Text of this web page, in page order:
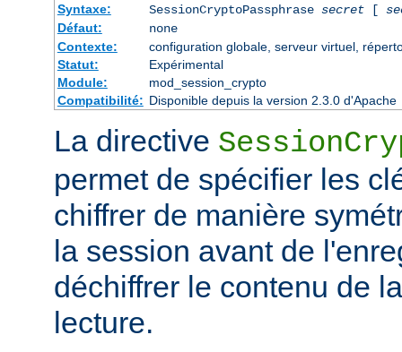
Syntaxe:
SessionCryptoPassphrase secret[
Défaut:
none
Contexte:
configuration globale, serveur virtuel,
Statut:
Expérimental
Module:
mod_session_crypto
Compatibilité: Disponible depuis la version 2.3.0 d'Apache
La directive
permet de spécifier les
chiffrer de manière
la session avant de
déchiffrer le contenu de
lecture.